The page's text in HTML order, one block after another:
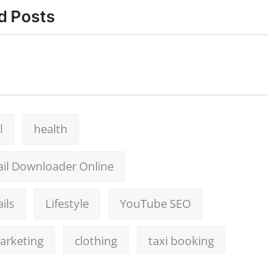
Posts
health
Downloader Online
Lifestyle YouTube SEO
clothing taxi booking